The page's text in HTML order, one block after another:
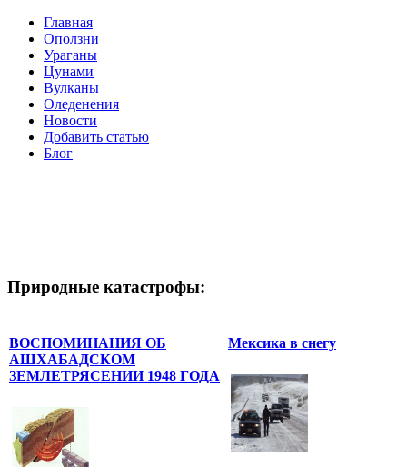
Главная
Оползни
Ураганы
Цунами
Вулканы
Оледенения
Новости
Добавить статью
Блог
Природные катастрофы:
ВОСПОМИНАНИЯ ОБ
АШХАБАДСКОМ
ЗЕМЛЕТРЯСЕНИИ 1948 ГОДА
Мексика в снегу